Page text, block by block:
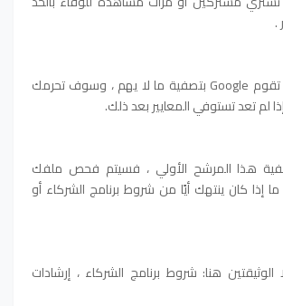
.
فمن المحتمل أن تقوم Google بتصفية ما لا يهم ، وسوف تحرمك
لم تعد تستوفي المعايير بعد ذلك.
هذا المرشح الأولي ، فسيتم فحص ملفك
إذا كان ينتهك أيًا من شروط برنامج الشركاء أو
هنا: شروط برنامج الشركاء ، إرشادات